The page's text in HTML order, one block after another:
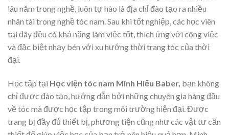
lâu năm trong nghề, luôn tự hào là địa chỉ đào tạo ra nhiều
nhân tài trong nghề tóc nam. Sau khi tốt nghiệp, các học viên
tại đây đều có khả năng làm việc tốt, thích ứng với công việc
và đặc biệt nhạy bén với xu hướng thời trang tóc của thời
đại.
Học tập tại Học viện tóc nam Minh Hiếu Baber, bạn không
chỉ được đào tạo, hướng dẫn bởi những chuyên gia hàng đầu
về tóc mà được học tập trong môi trường hiện đại. Được
trang bị đầy đủ thiết bị, phương tiện cũng như các vật tư cần